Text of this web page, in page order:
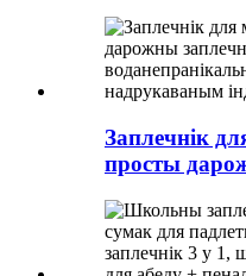
Заплечнік
просты